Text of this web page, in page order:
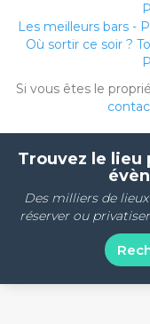
Les meilleurs bars -
Où sortir ce soir ?
Si vous êtes le
Trouvez le
Des milliers de
réserver ou